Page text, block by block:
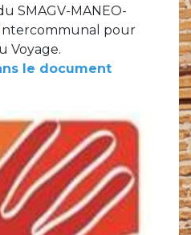
SMAGV-MANEO-
pour
Voyage.
le document